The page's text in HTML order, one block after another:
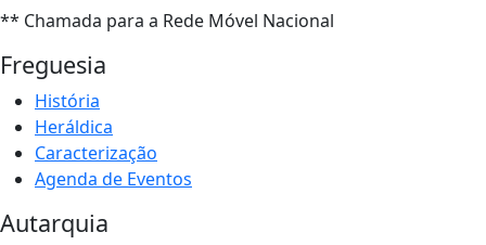
** Chamada para a Rede Móvel Nacional
Freguesia
História
Heráldica
Caracterização
Agenda de Eventos
Autarquia